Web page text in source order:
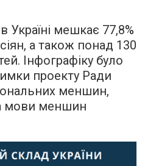
Україні мешкає 77,8%
а також понад 130
Інфографіку було
проекту Ради
меншин,
мови меншин